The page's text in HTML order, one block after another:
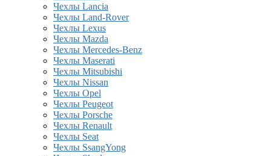
Чехлы Lancia
Чехлы Land-Rover
Чехлы Lexus
Чехлы Mazda
Чехлы Mercedes-Benz
Чехлы Maserati
Чехлы Mitsubishi
Чехлы Nissan
Чехлы Opel
Чехлы Peugeot
Чехлы Porsche
Чехлы Renault
Чехлы Seat
Чехлы SsangYong